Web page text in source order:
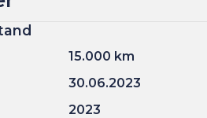
15.000 km
30.06.2023
2023